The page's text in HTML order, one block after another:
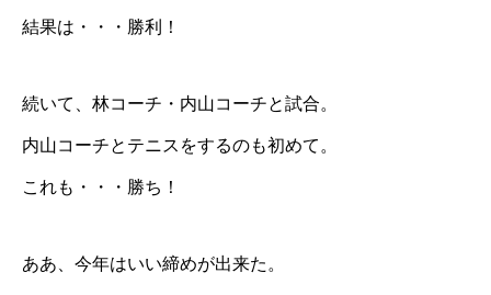
結果は・・・勝利！
続いて、林コーチ・内山コーチと試合。
内山コーチとテニスをするのも初めて。
これも・・・勝ち！
ああ、今年はいい締めが出来た。